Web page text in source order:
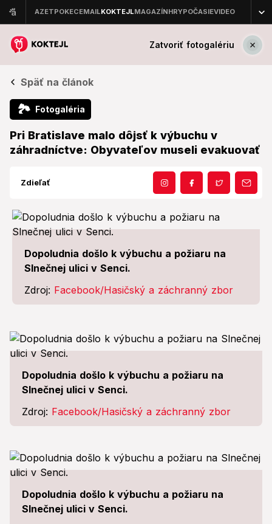
Zatvoriť fotogalériu
Späť na článok
🏞 Fotogaléria
Pri Bratislave malo dôjsť k výbuchu v
záhradníctve: Obyvateľov museli evakuovať
Zdieľať
Dopoludnia došlo k výbuchu a požiaru na
Slnečnej ulici v Senci.
Zdroj: Facebook/Hasičský a záchranný zbor
Dopoludnia došlo k výbuchu a požiaru na
Slnečnej ulici v Senci.
Zdroj: Facebook/Hasičský a záchranný zbor
Dopoludnia došlo k výbuchu a požiaru na
Slnečnej ulici v Senci.